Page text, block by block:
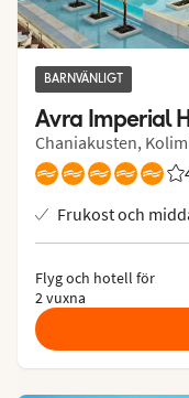
BARNVÄNLIGT
Avra Imperial
Chaniakusten,
Frukost och
Flyg och hotell för
2 vuxna